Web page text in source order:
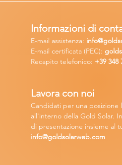
Lavora con noi
Candidati per una posizione
all'interno della Gold Solar.
di presentazione insieme al
info@goldsolarweb.com
Informazioni di
E-mail assistenza: info
E-mail certificata (PEC):
Recapito telefonico: +39 348